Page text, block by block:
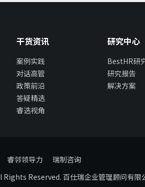
干货资讯
案例实践
对话高管
政策前沿
答疑精选
睿选视角
研究中心
BestHR研
研究报告
解决方案
睿邻领导力
瑞制咨询
Reserved. 百仕瑞企业管理顾问有限